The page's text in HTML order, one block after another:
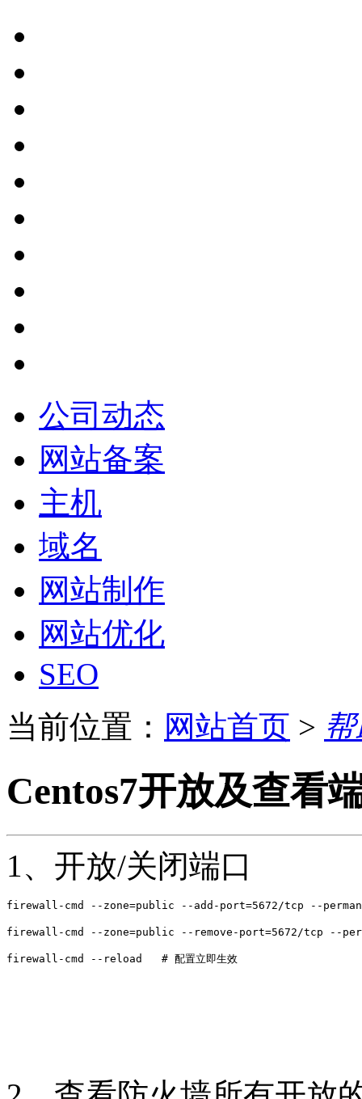
公司动态
网站备案
主机
域名
网站制作
网站优化
SEO
当前位置： 网站首页 >
Centos7开放及查看
1、开放/关闭端口
firewall-cmd --zone=public --add-port=5672/tcp --
firewall-cmd --zone=public --remove-port=5672/tcp --
firewall-cmd --reload   # 配置立即生效